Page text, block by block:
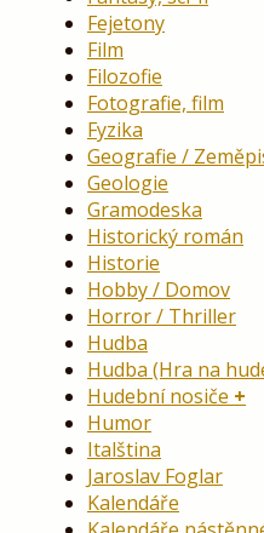
Fejetony
Film
Filozofie
Fotografie, film
Fyzika
Geografie /
Geologie
Gramodeska
Historický román
Historie
Hobby / Domov
Horror / Thriller
Hudba
Hudba (Hra na
Hudební nosiče
Humor
Italština
Jaroslav Foglar
Kalendáře